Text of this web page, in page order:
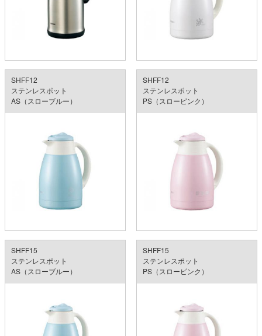
SHFF12
ステンレスポット
AS（スローブルー）
SHFF12
ステンレスポット
PS（スローピンク）
SHFF15
ステンレスポット
AS（スローブルー）
SHFF15
ステンレスポット
PS（スローピンク）